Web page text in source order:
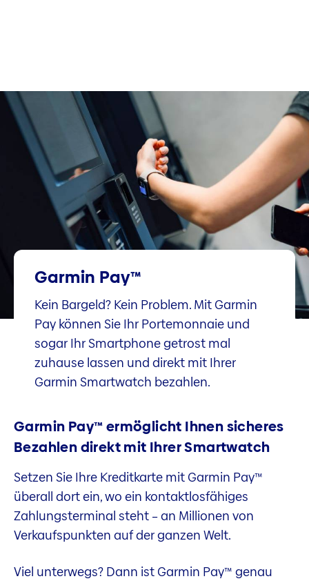
Garmin Pay™
Kein Bargeld? Kein Problem. Mit Garmin
Pay können Sie Ihr Portemonnaie und
sogar Ihr Smartphone getrost mal
zuhause lassen und direkt mit Ihrer
Garmin Smartwatch bezahlen.
Garmin Pay™ ermöglicht Ihnen sicheres
Bezahlen direkt mit Ihrer Smartwatch
Setzen Sie Ihre Kreditkarte mit Garmin Pay™
überall dort ein, wo ein kontaktlosfähiges
Zahlungsterminal steht – an Millionen von
Verkaufspunkten auf der ganzen Welt.
Viel unterwegs? Dann ist Garmin Pay™ genau